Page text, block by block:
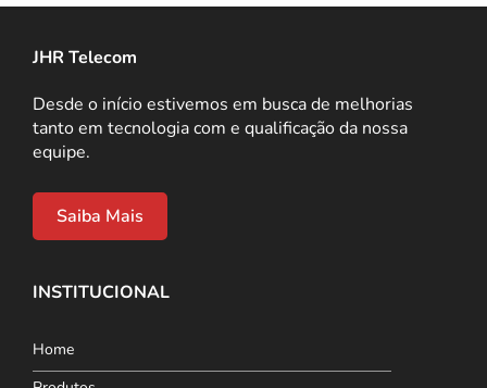
JHR Telecom
Desde o início estivemos em busca de melhorias
tanto em tecnologia com e qualificação da nossa
equipe.
Saiba Mais
INSTITUCIONAL
Home